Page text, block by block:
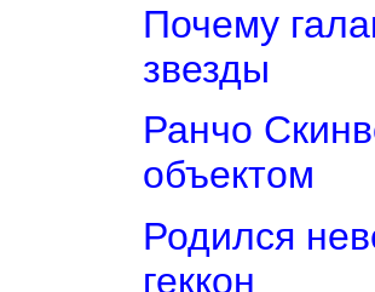
Почему
звезды
Ранчо
объектом
Родился
геккон